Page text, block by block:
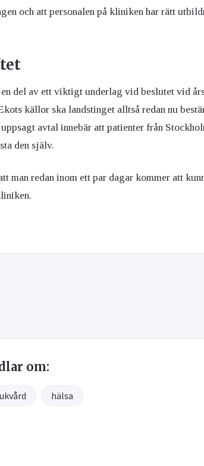
och att personalen på kliniken har rätt
del av ett viktigt underlag vid beslutet vid
källor ska landstinget alltså redan nu
avtal innebär att patienter från
den själv.
man redan inom ett par dagar kommer att
om:
hälsa